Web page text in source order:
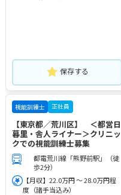
保存する
視能訓練士 正社員
【東京都／荒川区】 ＜都営日
暮里・舎人ライナー＞クリニッ
クでの視能訓練士募集
都電荒川線「熊野前駅」（徒
歩2分）
【月収】22.0万円 ～ 28.0万円程
度（諸手当込み）